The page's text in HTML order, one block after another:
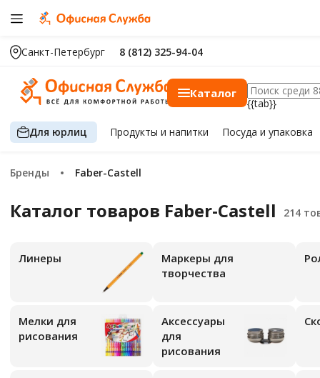
Санкт-Петербург 8 (812) 325-94-04
Каталог
{{tab}}
Для юрлиц Продуктыи напитки Посуда и упаковка
Бренды Faber-Castell
Каталог товаров Faber-Castell
Линеры
Маркеры для
творчества
Мелки для
рисования
Аксессуары
для
рисования